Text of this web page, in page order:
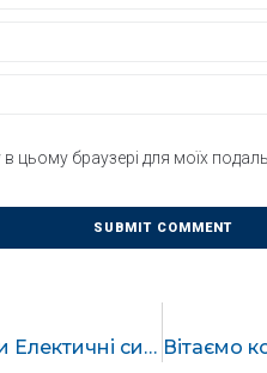
цьому браузері для моїх
Відбувся захист КП з дисципліни Електичні системи та мережі